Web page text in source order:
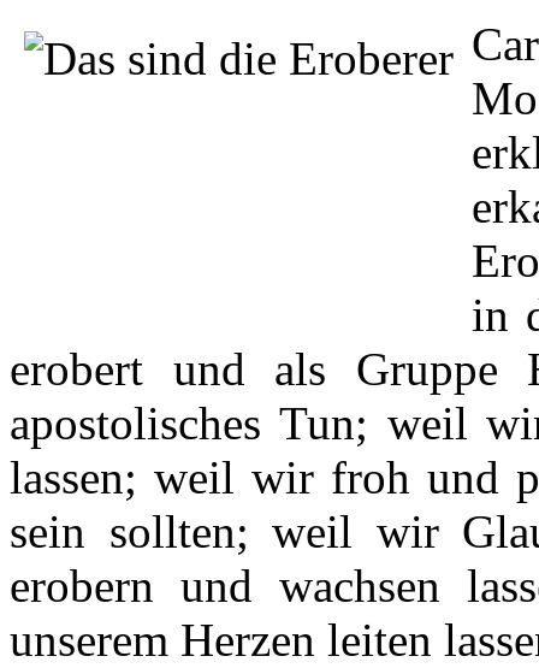
in
erobert und als Gruppe
apostolisches Tun; weil
lassen; weil wir froh und
sein sollten; weil wir
erobern und wachsen
unserem Herzen leiten